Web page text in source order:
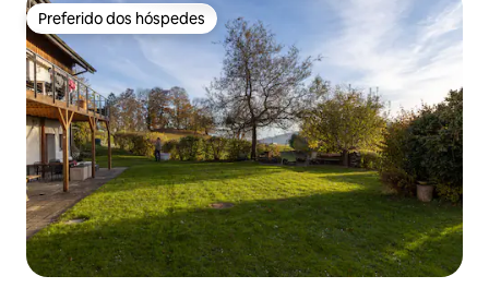
Preferido dos hóspedes
Preferido dos hóspedes